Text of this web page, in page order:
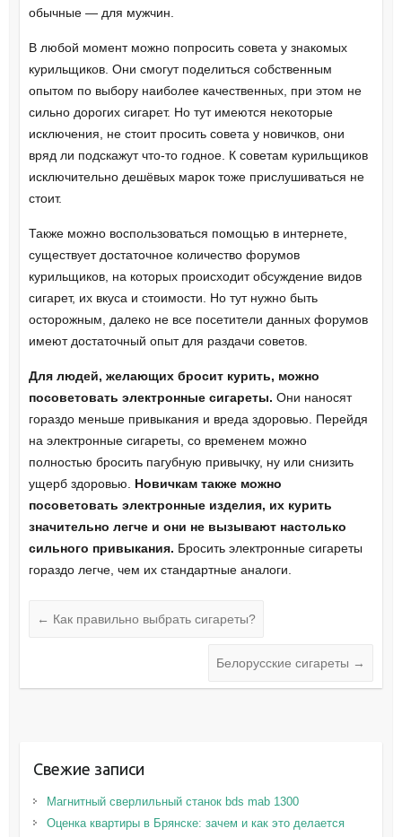
обычные — для мужчин.
В любой момент можно попросить совета у знакомых
курильщиков. Они смогут поделиться собственным
опытом по выбору наиболее качественных, при этом не
сильно дорогих сигарет. Но тут имеются некоторые
исключения, не стоит просить совета у новичков, они
вряд ли подскажут что-то годное. К советам курильщиков
исключительно дешёвых марок тоже прислушиваться не
стоит.
Также можно воспользоваться помощью в интернете,
существует достаточное количество форумов
курильщиков, на которых происходит обсуждение видов
сигарет, их вкуса и стоимости. Но тут нужно быть
осторожным, далеко не все посетители данных форумов
имеют достаточный опыт для раздачи советов.
Для людей, желающих бросит курить, можно
посоветовать электронные сигареты. Они наносят
гораздо меньше привыкания и вреда здоровью. Перейдя
на электронные сигареты, со временем можно
полностью бросить пагубную привычку, ну или снизить
ущерб здоровью. Новичкам также можно
посоветовать электронные изделия, их курить
значительно легче и они не вызывают настолько
сильного привыкания. Бросить электронные сигареты
гораздо легче, чем их стандартные аналоги.
← Как правильно выбрать сигареты?
Белорусские сигареты →
Свежие записи
Магнитный сверлильный станок bds mab 1300
Оценка квартиры в Брянске: зачем и как это делается